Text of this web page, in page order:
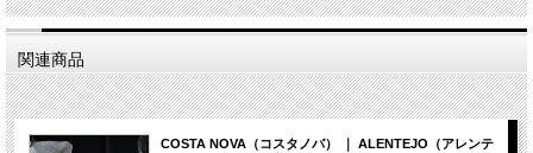
関連商品
COSTA NOVA（コスタノバ） ｜ ALENTEJO（アレンテ